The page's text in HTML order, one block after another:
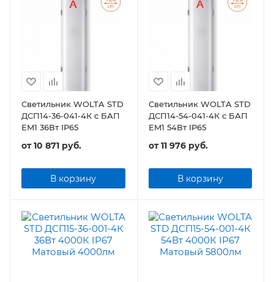
Светильник WOLTA STD
ДСП14-36-041-4К с БАП
EM1 36Вт IP65
от10 871 руб.
В корзину
Светильник WOLTA STD
ДСП14-54-041-4К с БАП
EM1 54Вт IP65
от11 976 руб.
В корзину